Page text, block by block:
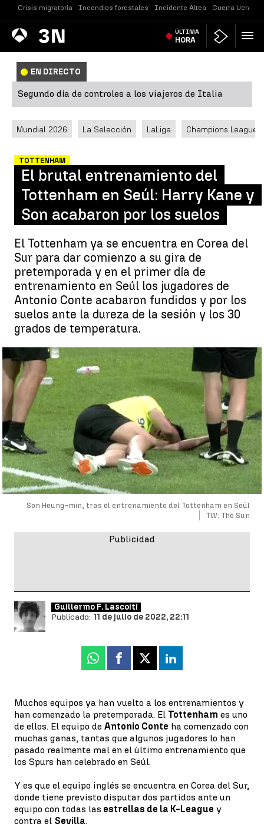
Crisis migratoria Incendios forestales Incidente Altea Guerra Ucrania
Antena
3 Noticias ÚLTIMA
HORA
EN DIRECTO
Segundo día de controles a los viajeros de Italia
Mundial 2026 La Selección LaLiga Champions League
TOTTENHAM
El brutal entrenamiento del
Tottenham en Seúl: Harry Kane y
Son acabaron por los suelos
El Tottenham ya se encuentra en Corea del
Sur para dar comienzo a su gira de
pretemporada y en el primer día de
entrenamiento en Seúl los jugadores de
Antonio Conte acabaron fundidos y por los
suelos ante la dureza de la sesión y los 30
grados de temperatura.
Son Heung-min, tras el entrenamiento del Tottenham en Seúl
TW: The Sun
Guillermo F. Lascoiti
Publicado: 11 de julio de 2022, 22:11
Whatsapp
Facebook
X Linkedin
Muchos equipos ya han vuelto a los entrenamientos y
han comenzado la pretemporada. El Tottenham es uno
de ellos. El equipo de Antonio Conte ha comenzado con
muchas ganas, tantas que algunos jugadores lo han
pasado realmente mal en el último entrenamiento que
los Spurs han celebrado en Seúl.
Y es que el equipo inglés se encuentra en Corea del Sur,
donde tiene previsto disputar dos partidos ante un
equipo con todas las estrellas de la K-League y
contra el Sevilla.